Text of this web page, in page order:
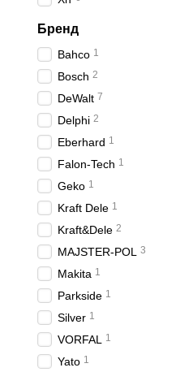
Бренд
Bahco 1
Bosch 2
DeWalt 7
Delphi 2
Eberhard 1
Falon-Tech 1
Geko 1
Kraft Dele 1
Kraft&Dele 2
MAJSTER-POL 3
Makita 1
Parkside 1
Silver 1
VORFAL 1
Yato 1